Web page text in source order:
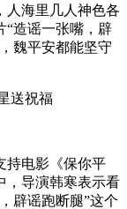
人海里几人神色各
“造谣一张嘴，辟
魏平安都能坚守
持电影《保你平
，导演韩寒表示看
辟谣跑断腿”这个